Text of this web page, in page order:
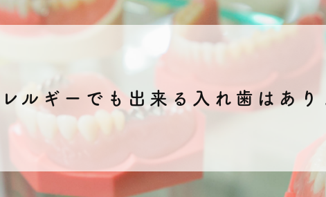
ルギーでも出来る入れ歯はあり